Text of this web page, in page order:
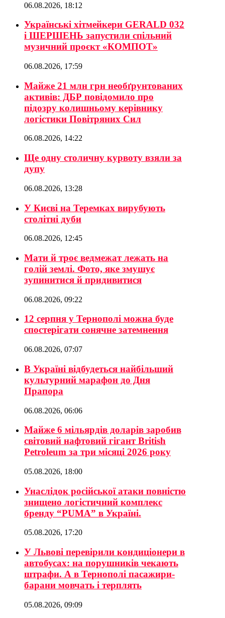
06.08.2026, 18:12
Українські хітмейкери GERALD 032
і ШЕРШЕНЬ запустили спільний
музичний проєкт «КОМПОТ»
06.08.2026, 17:59
Майже 21 млн грн необґрунтованих
активів: ДБР повідомило про
підозру колишньому керівнику
логістики Повітряних Сил
06.08.2026, 14:22
Ще одну столичну курвоту взяли за
дупу
06.08.2026, 13:28
У Києві на Теремках вирубують
столітні дуби
06.08.2026, 12:45
Мати й троє ведмежат лежать на
голій землі. Фото, яке змушує
зупинитися й придивитися
06.08.2026, 09:22
12 серпня у Тернополі можна буде
спостерігати сонячне затемнення
06.08.2026, 07:07
В Україні відбудеться найбільший
культурний марафон до Дня
Прапора
06.08.2026, 06:06
Майже 6 мільярдів доларів заробив
світовий нафтовий гігант British
Petroleum за три місяці 2026 року
05.08.2026, 18:00
Унаслідок російської атаки повністю
знищено логістичний комплекс
бренду “PUMA” в Україні.
05.08.2026, 17:20
У Львові перевірили кондиціонери в
автобусах: на порушників чекають
штрафи. А в Тернополі пасажири-
барани мовчать і терплять
05.08.2026, 09:09